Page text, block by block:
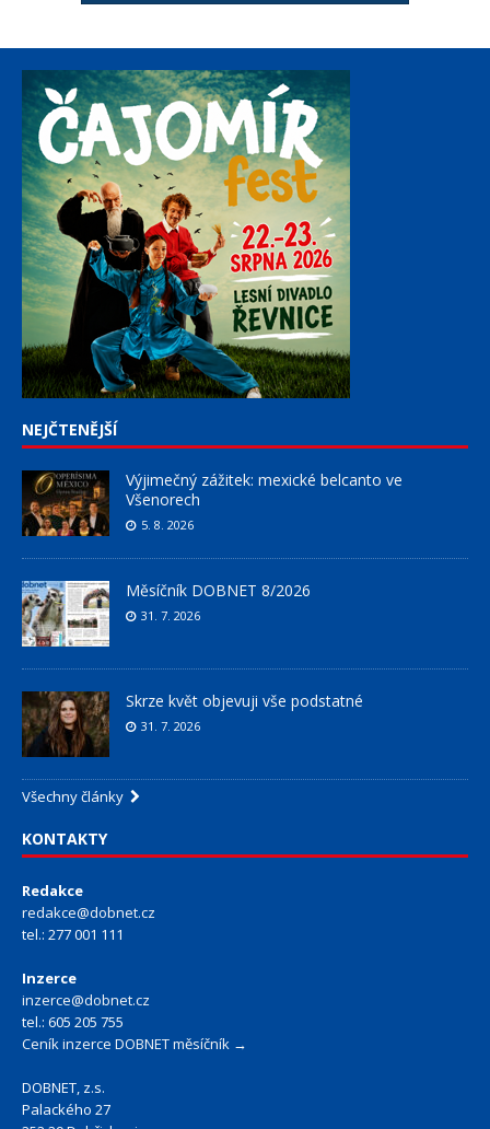
NEJČTENĚJŠÍ
Výjimečný zážitek: mexické belcanto ve
Všenorech
5. 8. 2026
Měsíčník DOBNET 8/2026
31. 7. 2026
Skrze květ objevuji vše podstatné
31. 7. 2026
Všechny články
KONTAKTY
Redakce
redakce@dobnet.cz
tel.: 277 001 111
Inzerce
inzerce@dobnet.cz
tel.: 605 205 755
Ceník inzerce DOBNET měsíčník →
DOBNET, z.s.
Palackého 27